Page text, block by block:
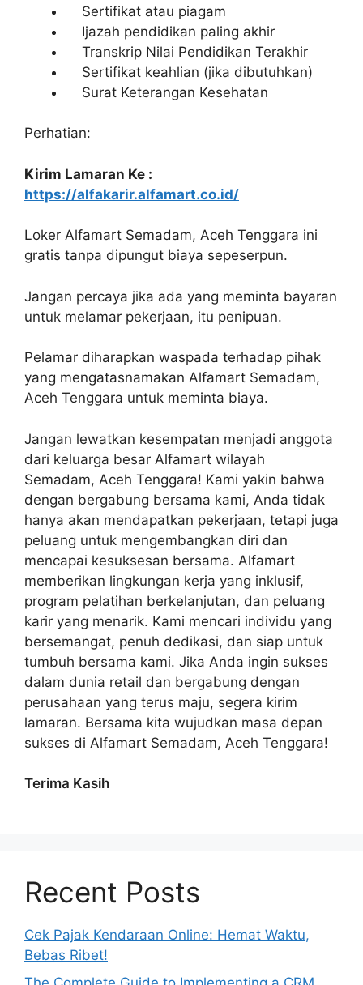
Sertifikat atau piagam
Ijazah pendidikan paling akhir
Transkrip Nilai Pendidikan Terakhir
Sertifikat keahlian (jika dibutuhkan)
Surat Keterangan Kesehatan
Perhatian:
Kirim Lamaran Ke :
https://alfakarir.alfamart.co.id/
Loker Alfamart Semadam, Aceh Tenggara ini
gratis tanpa dipungut biaya sepeserpun.
Jangan percaya jika ada yang meminta bayaran
untuk melamar pekerjaan, itu penipuan.
Pelamar diharapkan waspada terhadap pihak
yang mengatasnamakan Alfamart Semadam,
Aceh Tenggara untuk meminta biaya.
Jangan lewatkan kesempatan menjadi anggota
dari keluarga besar Alfamart wilayah
Semadam, Aceh Tenggara! Kami yakin bahwa
dengan bergabung bersama kami, Anda tidak
hanya akan mendapatkan pekerjaan, tetapi juga
peluang untuk mengembangkan diri dan
mencapai kesuksesan bersama. Alfamart
memberikan lingkungan kerja yang inklusif,
program pelatihan berkelanjutan, dan peluang
karir yang menarik. Kami mencari individu yang
bersemangat, penuh dedikasi, dan siap untuk
tumbuh bersama kami. Jika Anda ingin sukses
dalam dunia retail dan bergabung dengan
perusahaan yang terus maju, segera kirim
lamaran. Bersama kita wujudkan masa depan
sukses di Alfamart Semadam, Aceh Tenggara!
Terima Kasih
Recent Posts
Cek Pajak Kendaraan Online: Hemat Waktu,
Bebas Ribet!